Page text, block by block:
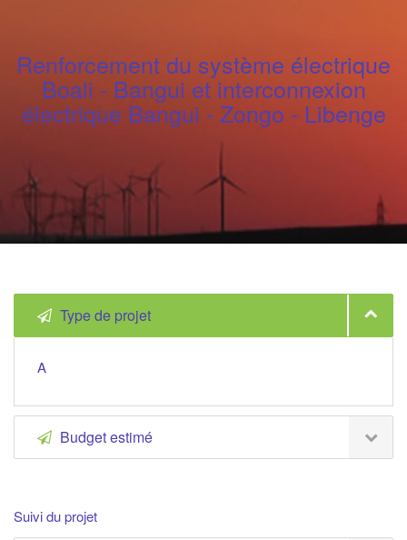
Renforcement du système électrique
Boali - Bangui et interconnexion
électrique Bangui - Zongo - Libenge
Type de projet
A
Budget estimé
Suivi du projet